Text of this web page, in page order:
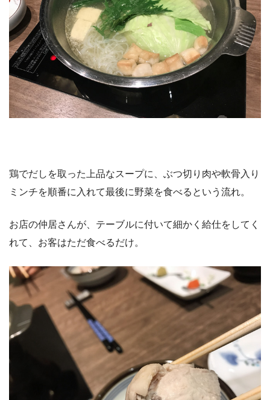
鶏でだしを取った上品なスープに、ぶつ切り肉や軟骨入り
ミンチを順番に入れて最後に野菜を食べるという流れ。
お店の仲居さんが、テーブルに付いて細かく給仕をしてく
れて、お客はただ食べるだけ。